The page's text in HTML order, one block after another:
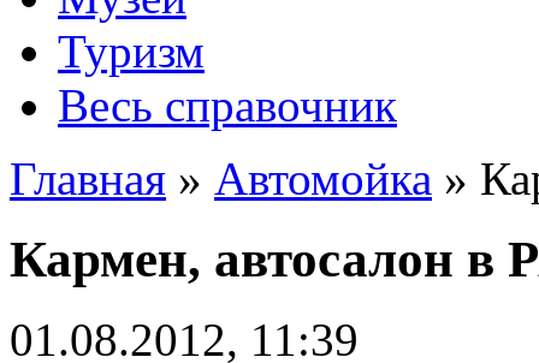
Туризм
Весь справочник
Главная » Автомойка »
Кармен, автосалон в
01.08.2012, 11:39